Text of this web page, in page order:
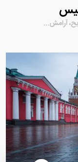
آرامش...